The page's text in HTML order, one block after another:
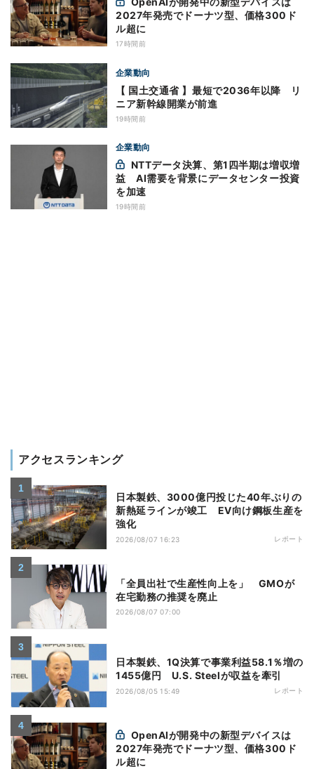
2027年発売でドーナツ型、価格300ド
ル超に
17時間前
企業動向
【 国土交通省 】最短で2036年以降 リ
ニア新幹線開業が前進
19時間前
企業動向
益 AI需要を背景にデータセンター投資
を加速
19時間前
アクセスランキング
日本製鉄、3000億円投じた40年ぶりの
新熱延ラインが竣工 EV向け鋼板生産を
強化
2026/08/07 16:23 レポート
「全員出社で生産性向上を」 GMOが
在宅勤務の推奨を廃止
2026/08/07 07:00
日本製鉄、1Q決算で事業利益58.1％増の
1455億円 U.S. Steelが収益を牽引
2026/08/05 15:49 レポート
2027年発売でドーナツ型、価格300ド
ル超に